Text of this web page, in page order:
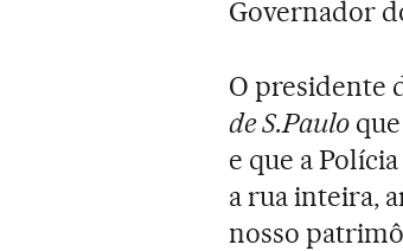
Governador
O presidente
de S.Paulo
e que a
a rua inteira,
nosso